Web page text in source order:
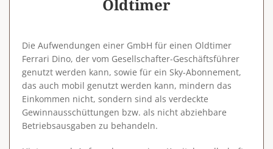
Oldtimer
Die Aufwendungen einer GmbH für einen Oldtimer
Ferrari Dino, der vom Gesellschafter-Geschäftsführer
genutzt werden kann, sowie für ein Sky-Abonnement,
das auch mobil genutzt werden kann, mindern das
Einkommen nicht, sondern sind als verdeckte
Gewinnausschüttungen bzw. als nicht abziehbare
Betriebsausgaben zu behandeln.